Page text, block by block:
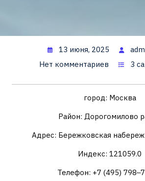
13 июня, 2025
Нет комментариев
3
город: Москва
Район: Дорогомилово
Адрес: Бережковская
Индекс: 121059.0
Телефон: +7 (495)